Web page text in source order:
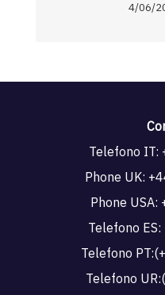
4/06/
Telefono IT:
Phone UK:
Phone USA:
Telefono ES:
Telefono PT:
Telefono UR: